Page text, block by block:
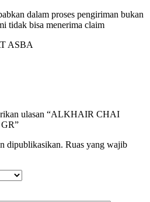
dalam proses pengiriman bukan
tidak bisa menerima claim
ASBA
ulasan “ALKHAIR CHAI
dipublikasikan. Ruas yang wajib